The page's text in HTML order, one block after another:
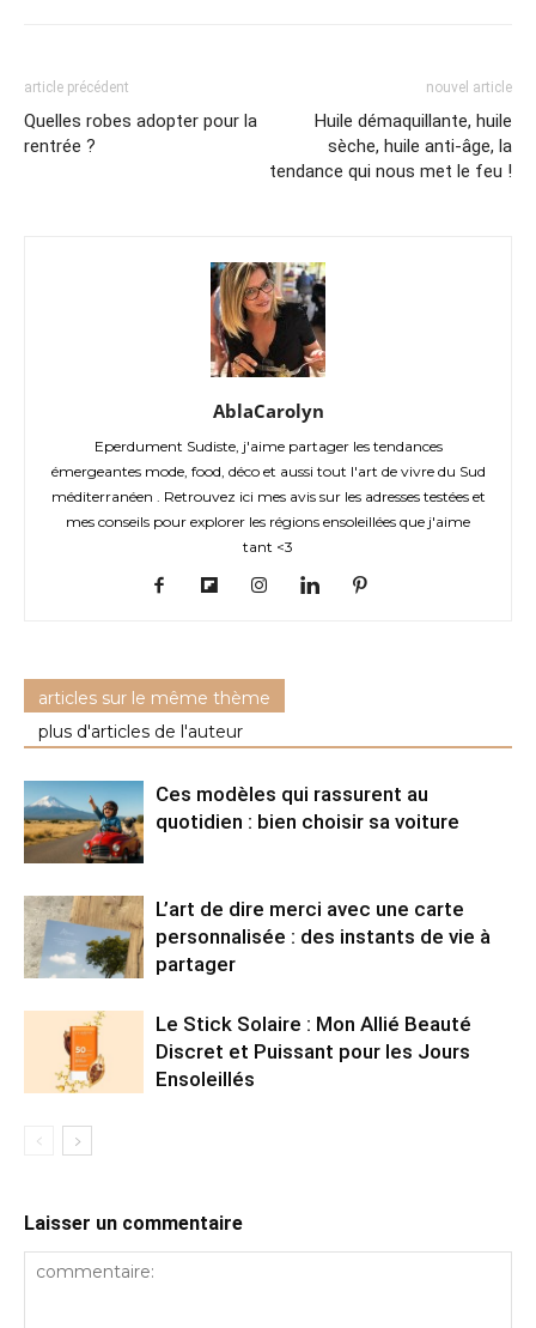
article précédent
Quelles robes adopter pour la
rentrée ?
nouvel article
Huile démaquillante, huile
sèche, huile anti-âge, la
tendance qui nous met le feu !
AblaCarolyn
Eperdument Sudiste, j'aime partager les tendances
émergeantes mode, food, déco et aussi tout l'art de vivre du Sud
méditerranéen . Retrouvez ici mes avis sur les adresses testées et
mes conseils pour explorer les régions ensoleillées que j'aime
tant <3
articles sur le même thème
plus d'articles de l'auteur
Ces modèles qui rassurent au
quotidien : bien choisir sa voiture
L’art de dire merci avec une carte
personnalisée : des instants de vie à
partager
Le Stick Solaire : Mon Allié Beauté
Discret et Puissant pour les Jours
Ensoleillés
Laisser un commentaire